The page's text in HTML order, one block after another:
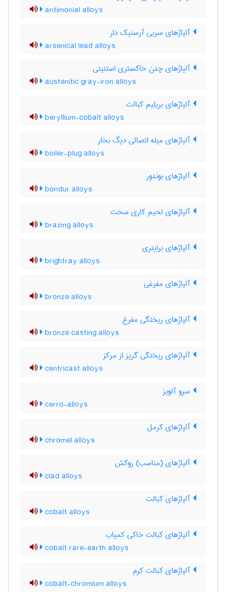
antimonial alloys
آلیاژهای سربی آرسنیک دار
arsenical lead alloys
آلیاژهای چدن خاکستری استنیتی
austenitic gray-iron alloys
آلیاژهای بریلیم کبالت
beryllium-cobalt alloys
آلیاژهای میله اتصالی دیگ بخار
boiler-plug alloys
آلیاژهای بوندور
bondur alloys
آلیاژهای لحیم کاری سخت
brazing alloys
آلیاژهای برایتری
brightray alloys
آلیاژهای مفرغی
bronze alloys
آلیاژهای ریختگی مفرغ
bronze casting alloys
آلیاژهای ریختگی گریز از مرکز
centricast alloys
سرو آلویز
cerro-alloys
آلیاژهای کرمل
chromel alloys
آلیاژهای (مناسب) روکش
clad alloys
آلیاژهای کبالت
cobalt alloys
آلیاژهای کبالت خاکی کمیاب
cobalt rare-earth alloys
آلیاژهای کبالت کرم
cobalt-chromium alloys